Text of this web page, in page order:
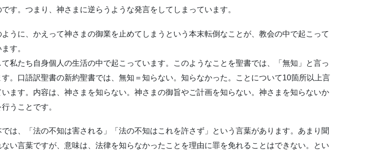
です。つまり、神さまに逆らうような発言をしてしまっています。
うに、かえって神さまの御業を止めてしまうという本末転倒なことが、教会の中で起こって
す。
私たち自身個人の生活の中で起こっています。このようなことを聖書では、「無知」と言っ
す。口語訳聖書の新約聖書では、無知＝知らない。知らなかった。ことについて10箇所以上言
います。内容は、神さまを知らない。神さまの御旨やご計画を知らない。神さまを知らないか
うことです。
は、「法の不知は害される」「法の不知はこれを許さず」という言葉があります。あまり聞
ない言葉ですが、意味は、法律を知らなかったことを理由に罪を免れることはできない。とい